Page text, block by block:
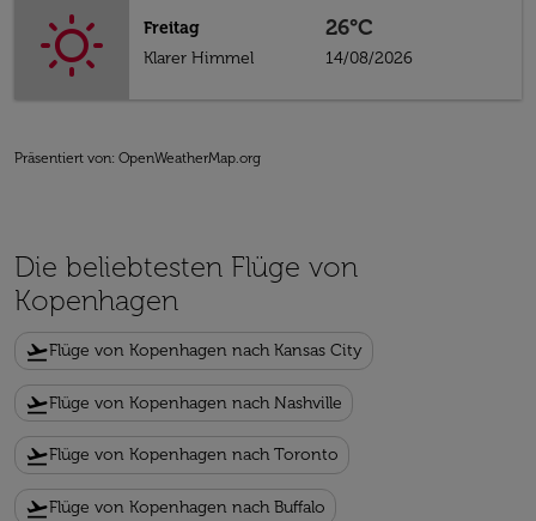
Freitag
Klarer Himmel
26°C
14/08/2026
Präsentiert von: OpenWeatherMap.org
Die beliebtesten Flüge von
Kopenhagen
flight_takeoffFlüge von Kopenhagen nach Kansas City
flight_takeoffFlüge von Kopenhagen nach Nashville
flight_takeoffFlüge von Kopenhagen nach Toronto
flight_takeoffFlüge von Kopenhagen nach Buffalo